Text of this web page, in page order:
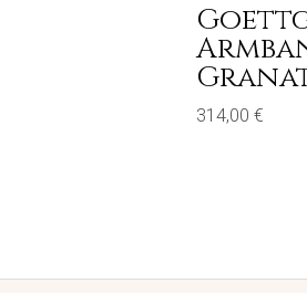
314,00 €